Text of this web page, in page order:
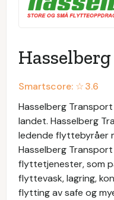
Smartscore: ☆3.6
Hasselberg
landet. Hasselberg
ledende flyttebyråer
Hasselberg
flyttetjenester, som
flyttevask, lagring,
flytting av safe og